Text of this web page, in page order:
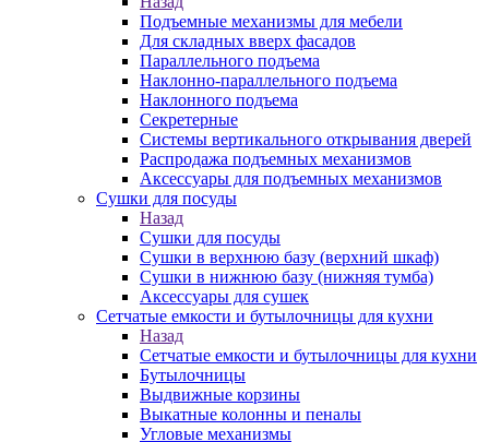
Подъемные механизмы для мебели
Для складных вверх фасадов
Параллельного подъема
Наклонно-параллельного подъема
Наклонного подъема
Секретерные
Системы вертикального открывания дверей
Распродажа подъемных механизмов
Аксессуары для подъемных механизмов
Сушки для посуды
Назад
Сушки для посуды
Сушки в верхнюю базу (верхний шкаф)
Сушки в нижнюю базу (нижняя тумба)
Аксессуары для сушек
Сетчатые емкости и бутылочницы для кухни
Назад
Сетчатые емкости и бутылочницы для кухни
Бутылочницы
Выдвижные корзины
Выкатные колонны и пеналы
Угловые механизмы